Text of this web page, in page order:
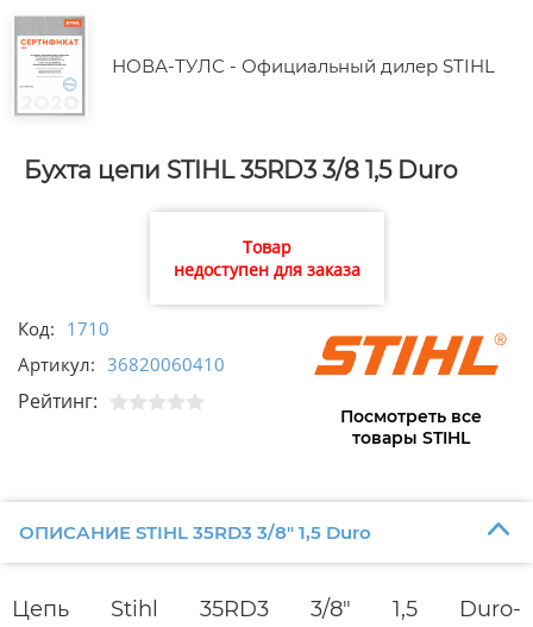
НОВА-ТУЛС - Официальный дилер STIHL
Бухта цепи STIHL 35RD3 3/8 1,5 Duro
Товар
недоступен для заказа
Код: 1710
Артикул: 36820060410
Рейтинг:
Посмотреть все
товары STIHL
ОПИСАНИЕ STIHL 35RD3 3/8" 1,5 Duro
Цепь Stihl 35RD3 3/8" 1,5 Duro-